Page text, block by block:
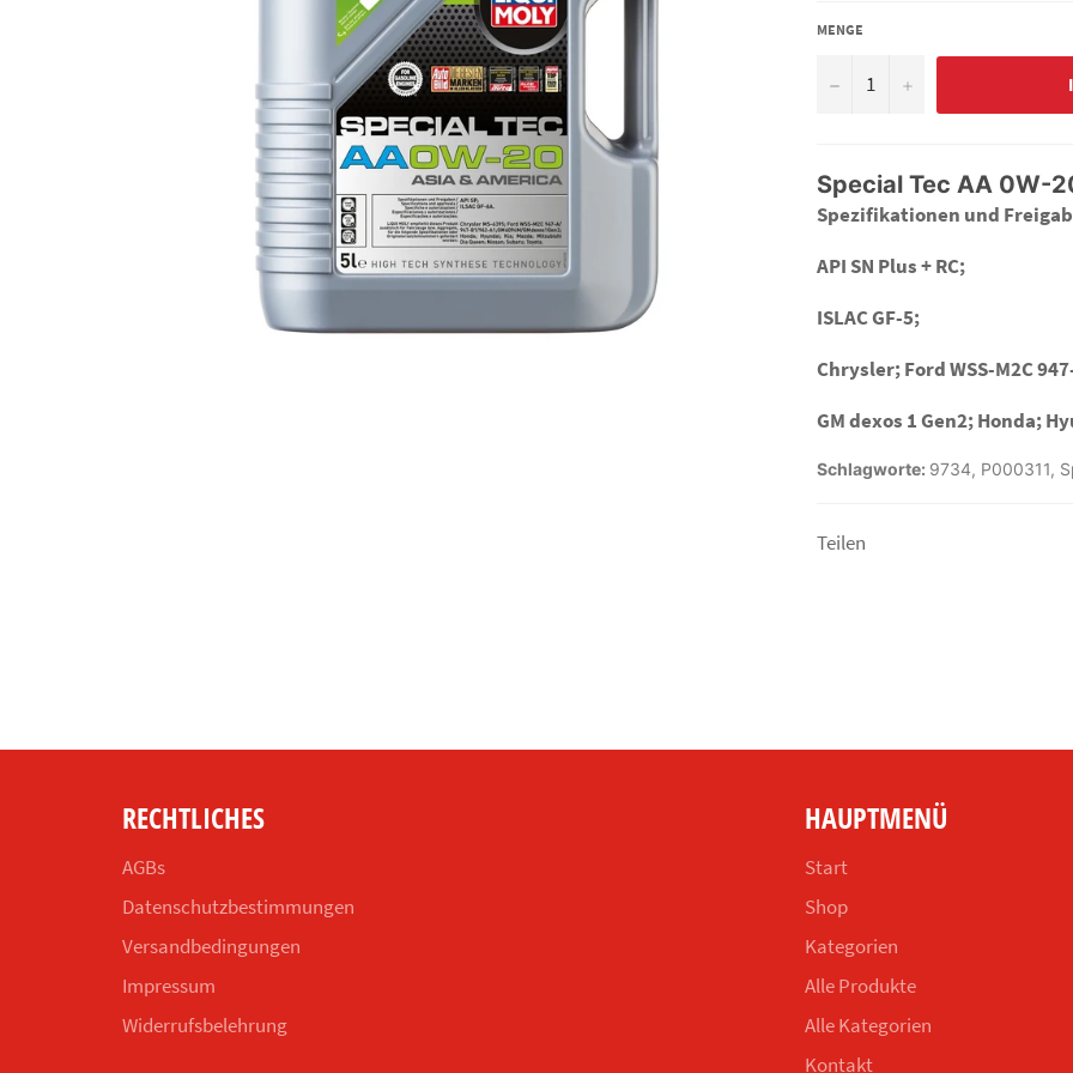
MENGE
− +
Special Tec AA 0W-
Spezifikationen und
API SN Plus + RC;
ISLAC GF-5;
Chrysler; Ford WSS-M2C
GM dexos 1 Gen2; Honda;
Schlagworte: 9734, P000311,
Teilen
RECHTLICHES
AGBs
Datenschutzbestimmungen
Versandbedingungen
Impressum
Widerrufsbelehrung
HAUPTMENÜ
Start
Shop
Kategorien
Alle Produkte
Alle Kategorien
Kontakt